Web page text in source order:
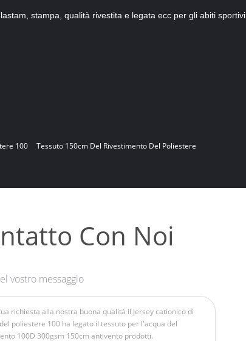
stampa, qualità rivestita e legata ecc per gli abiti sportivi,
100 Tessuto 150cm Del Rivestimento Del Poliestere
Con Noi
vostro messaggio